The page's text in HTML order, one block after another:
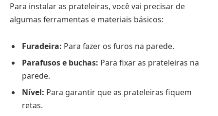
Para instalar as prateleiras, você vai precisar de
algumas ferramentas e materiais básicos:
Furadeira: Para fazer os furos na parede.
Parafusos e buchas: Para fixar as prateleiras na
parede.
Nível: Para garantir que as prateleiras fiquem
retas.